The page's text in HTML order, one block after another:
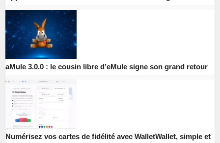
aMule 3.0.0 : le cousin libre d’eMule signe son grand retour
Numérisez vos cartes de fidélité avec WalletWallet, simple et